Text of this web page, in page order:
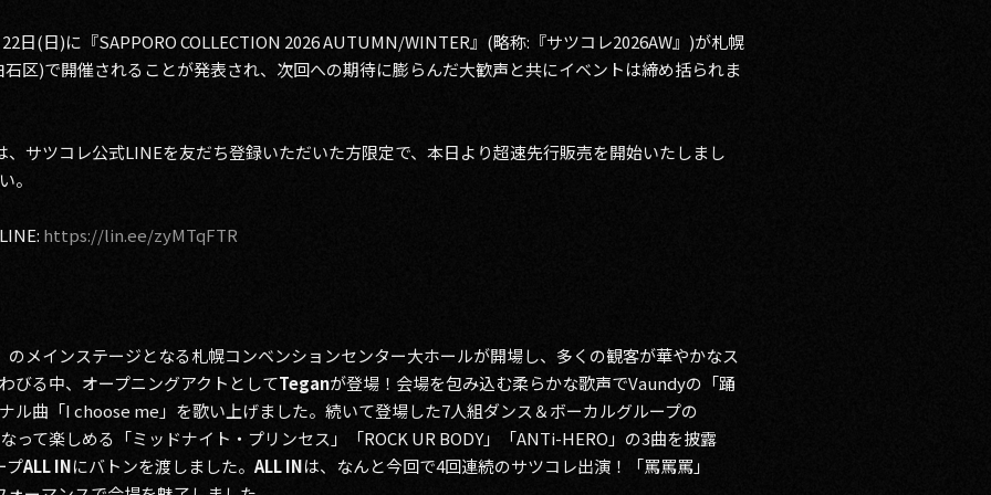
日(日)に『SAPPORO COLLECTION 2026 AUTUMN/WINTER』(略称:『サツコレ2026AW』)が札幌
区)で開催されることが発表され、次回への期待に膨らんだ大歓声と共にイベントは締め括られま
、サツコレ公式LINEを友だち登録いただいた方限定で、本日より超速先行販売を開始いたしまし
。
https://lin.ee/zyMTqFTR
のメインステージとなる札幌コンベンションセンター大ホールが開場し、多くの観客が華やかなス
びる中、オープニングアクトとしてTeganが登場！会場を包み込む柔らかな歌声でVaundyの「踊
ル曲「I choose me」を歌い上げました。続いて登場した7人組ダンス＆ボーカルグループの
って楽しめる「ミッドナイト・プリンセス」「ROCK UR BODY」「ANTi-HERO」の3曲を披露
プALL INにバトンを渡しました。 ALL INは、なんと今回で4回連続のサツコレ出演！「罵罵罵」